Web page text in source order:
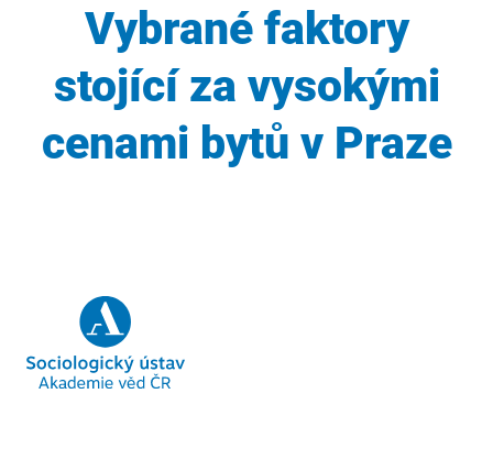
Vybrané faktory
stojící za vysokými
cenami bytů v Praze